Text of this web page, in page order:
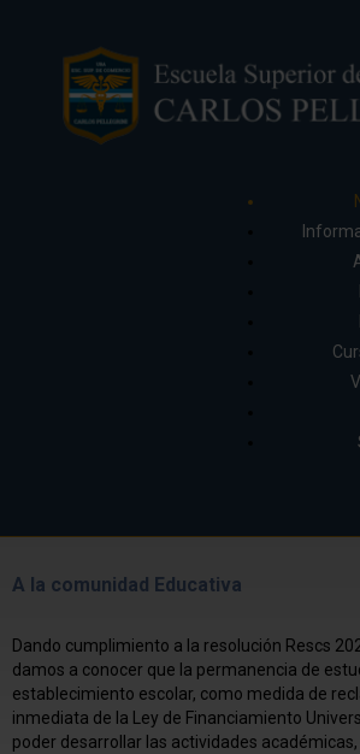
A la comunidad Educativa
Dando cumplimiento a la resolución Rescs
damos a conocer que la permanencia de
establecimiento escolar, como medida de
inmediata de la Ley de Financiamiento
poder desarrollar las actividades